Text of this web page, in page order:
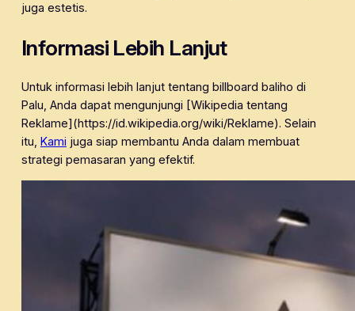
juga estetis.
Informasi Lebih Lanjut
Untuk informasi lebih lanjut tentang billboard baliho di
Palu, Anda dapat mengunjungi [Wikipedia tentang
Reklame](https://id.wikipedia.org/wiki/Reklame). Selain
itu, Kami juga siap membantu Anda dalam membuat
strategi pemasaran yang efektif.